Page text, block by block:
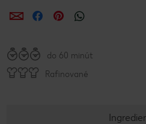
ZdieľaťZdieľaťZdieľať
do 60 minút
Rafinované